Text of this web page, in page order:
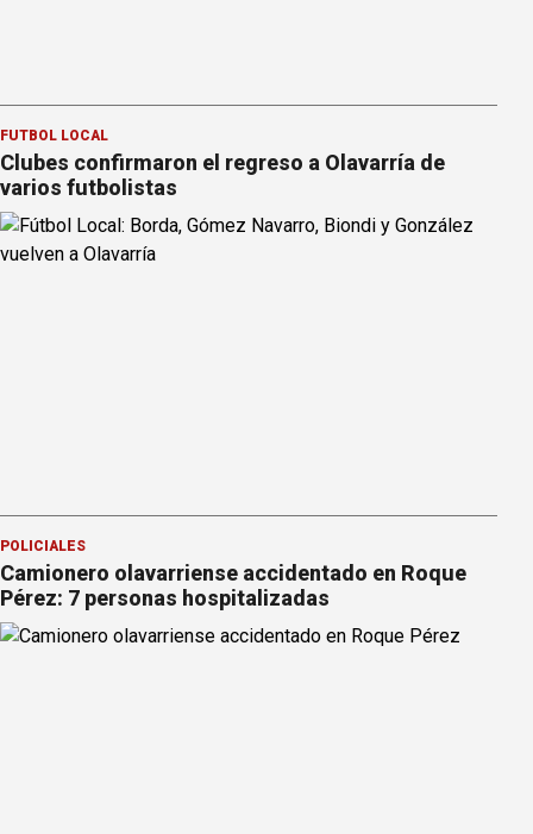
FÚTBOL LOCAL
Clubes confirmaron el regreso a Olavarría de
varios futbolistas
POLICIALES
Camionero olavarriense accidentado en Roque
Pérez: 7 personas hospitalizadas